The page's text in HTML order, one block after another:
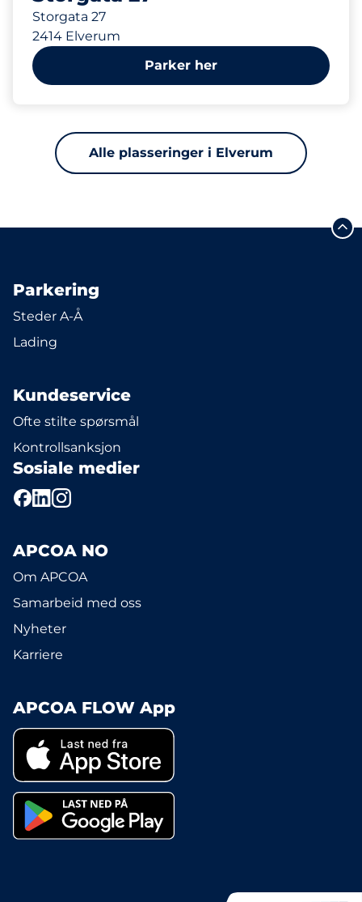
Storgata 27
2414 Elverum
Parker her
Alle plasseringer i Elverum
Parkering
Steder A-Å
Lading
Kundeservice
Ofte stilte spørsmål
Kontrollsanksjon
Sosiale medier
APCOA NO
Om APCOA
Samarbeid med oss
Nyheter
Karriere
APCOA FLOW App